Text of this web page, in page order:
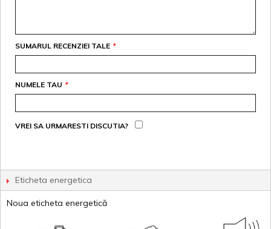
*
SUMARUL RECENZIEI TALE
*
NUMELE TAU
VREI SA URMARESTI DISCUTIA?
Eticheta energetica
Noua eticheta energetică